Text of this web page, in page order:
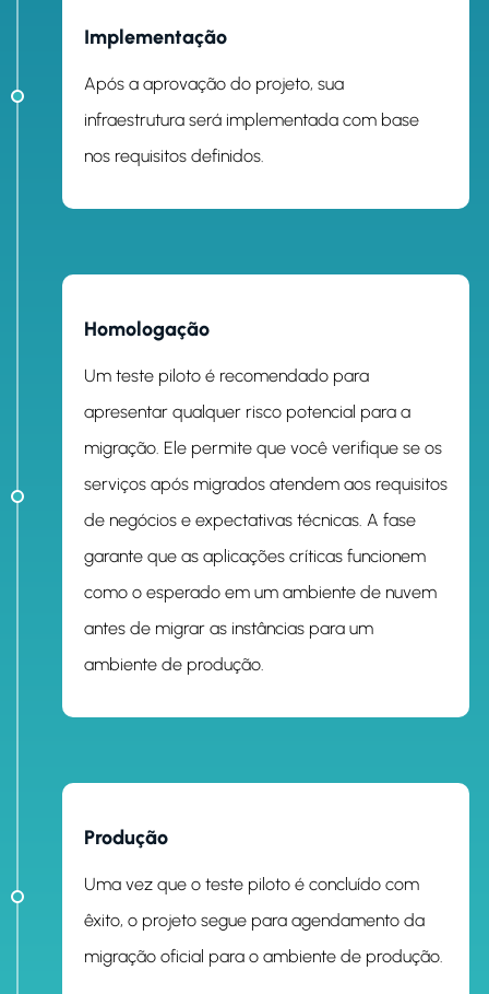
Implementação
Após a aprovação do projeto, sua
infraestrutura será implementada com base
nos requisitos definidos.
Homologação
Um teste piloto é recomendado para
apresentar qualquer risco potencial para a
migração. Ele permite que você verifique se os
serviços após migrados atendem aos requisitos
de negócios e expectativas técnicas. A fase
garante que as aplicações críticas funcionem
como o esperado em um ambiente de nuvem
antes de migrar as instâncias para um
ambiente de produção.
Produção
Uma vez que o teste piloto é concluído com
êxito, o projeto segue para agendamento da
migração oficial para o ambiente de produção.